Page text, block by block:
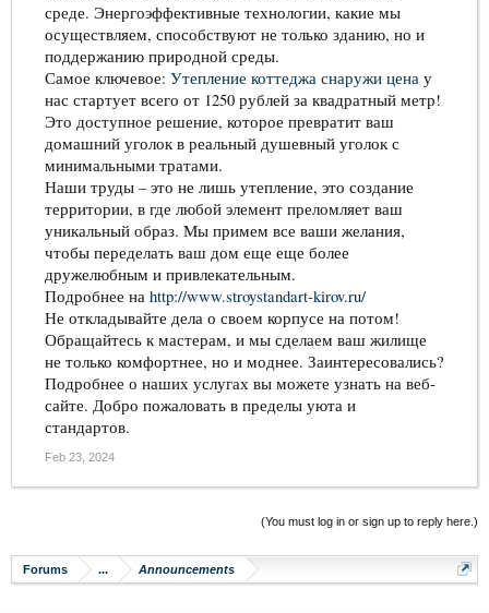
среде. Энергоэффективные технологии, какие мы
осуществляем, способствуют не только зданию, но и
поддержанию природной среды.
Самое ключевое: Утепление коттеджа снаружи цена у
нас стартует всего от 1250 рублей за квадратный метр!
Это доступное решение, которое превратит ваш
домашний уголок в реальный душевный уголок с
минимальными тратами.
Наши труды – это не лишь утепление, это создание
территории, в где любой элемент преломляет ваш
уникальный образ. Мы примем все ваши желания,
чтобы переделать ваш дом еще еще более
дружелюбным и привлекательным.
Подробнее на http://www.stroystandart-kirov.ru/
Не откладывайте дела о своем корпусе на потом!
Обращайтесь к мастерам, и мы сделаем ваш жилище
не только комфортнее, но и моднее. Заинтересовались?
Подробнее о наших услугах вы можете узнать на веб-
сайте. Добро пожаловать в пределы уюта и
стандартов.
Feb 23, 2024
(You must log in or sign up to reply here.)
Forums ... Announcements